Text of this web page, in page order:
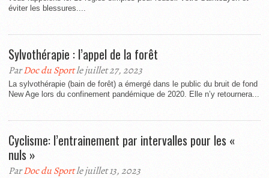
éviter les blessures....
Sylvothérapie : l’appel de la forêt
ParDoc du Sportle juillet 27, 2023
La sylvothérapie (bain de forêt) a émergé dans le public du bruit de fond
New Age lors du confinement pandémique de 2020. Elle n’y retournera...
Cyclisme: l’entrainement par intervalles pour les «
nuls »
ParDoc du Sportle juillet 13, 2023